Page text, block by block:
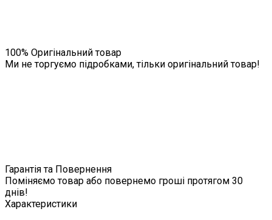
100% Оригінальний товар
Ми не торгуємо підробками, тільки оригінальний товар!
Гарантія та Повернення
Поміняємо товар або повернемо гроші протягом 30
днів!
Характеристики